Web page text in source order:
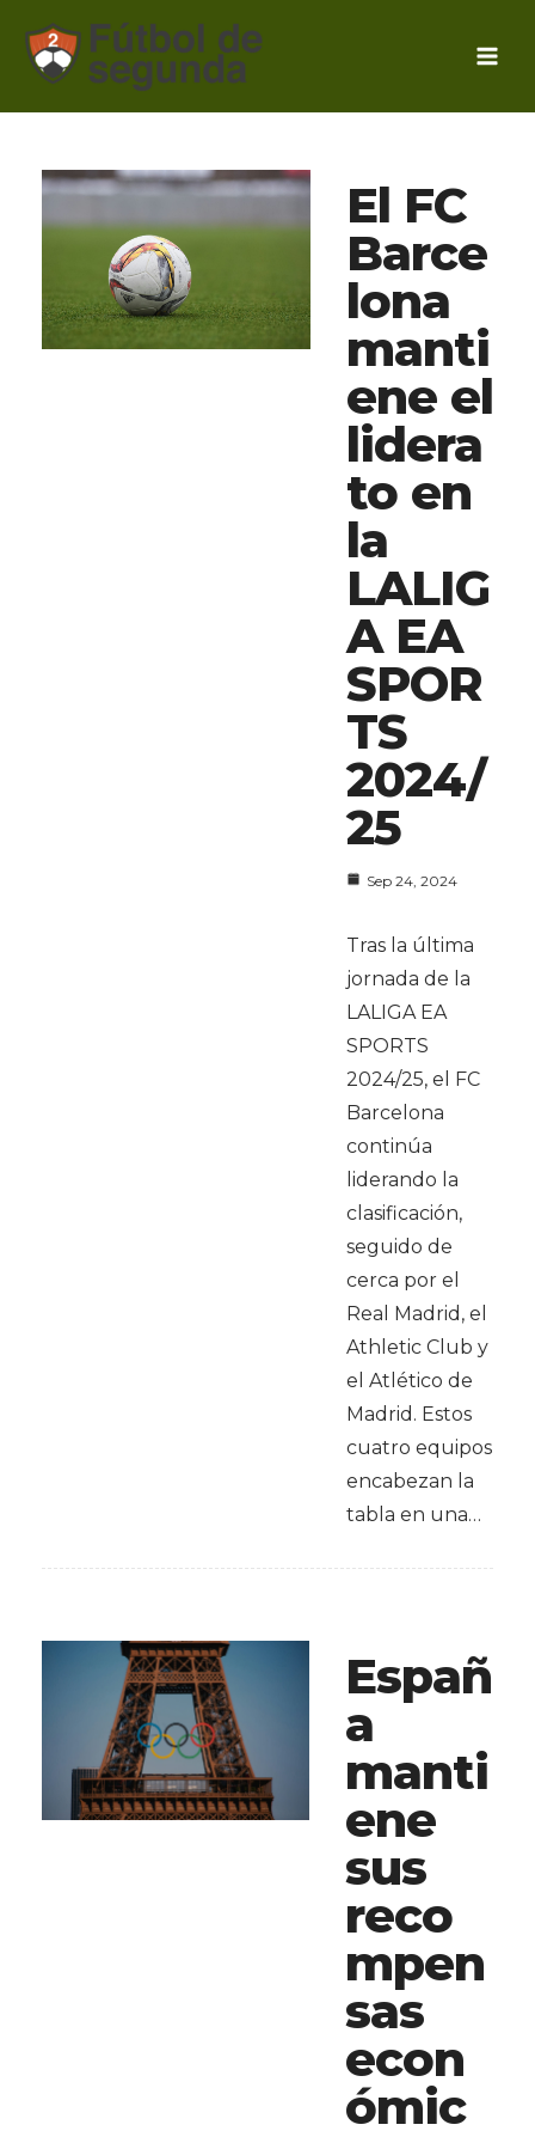
contenido
El FC
Barce
lona
manti
ene el
lidera
to en
la
LALIG
A EA
SPOR
TS
2024/
25
Sep 24, 2024
Tras la última
jornada de la
LALIGA EA
SPORTS
2024/25, el FC
Barcelona
continúa
liderando la
clasificación,
seguido de
cerca por el
Real Madrid, el
Athletic Club y
el Atlético de
Madrid. Estos
cuatro equipos
encabezan la
tabla en una…
Españ
a
manti
ene
sus
reco
mpen
sas
econ
ómic